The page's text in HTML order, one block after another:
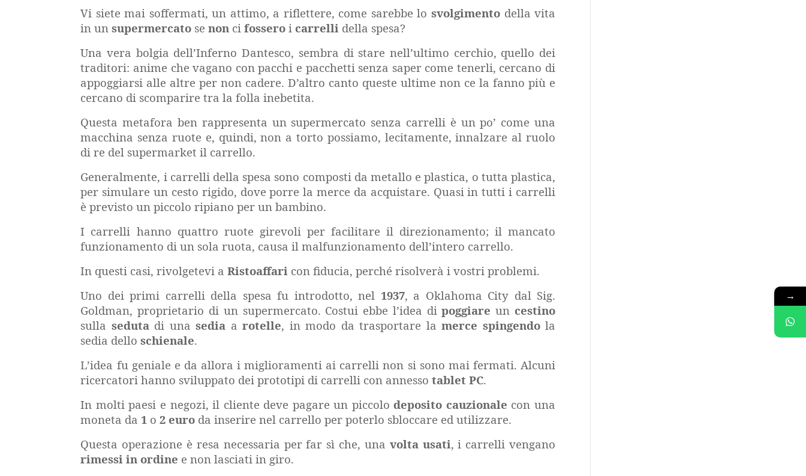
Vi siete mai soffermati, un attimo, a riflettere, come sarebbe lo svolgimento della vita
in unsupermercato senon cifossero i carrelli della spesa?
Una vera bolgia dell’Inferno Dantesco, sembra di stare nell’ultimo cerchio, quello dei
traditori: anime che vagano con pacchi e pacchetti senza saper come tenerli, cercano di
appoggiarsi alle altre per non cadere. D’altro canto queste ultime non ce la fanno più e
cercano di scomparire tra la folla inebetita.
Questa metafora ben rappresenta un supermercato senza carrelli è un po’ come una
macchina senza ruote e, quindi, non a torto possiamo, lecitamente, innalzare al ruolo
di re del supermarket il carrello.
Generalmente, i carrelli della spesa sono composti da metallo e plastica, o tutta plastica,
per simulare un cesto rigido, dove porre la merce da acquistare. Quasi in tutti i carrelli
è previsto un piccolo ripiano per un bambino.
I carrelli hanno quattro ruote girevoli per facilitare il direzionamento; il mancato
funzionamento di un sola ruota, causa il malfunzionamento dell’intero carrello.
In questi casi, rivolgetevi aRistoaffari con fiducia, perché risolverà i vostri problemi.
Uno dei primi carrelli della spesa fu introdotto, nel 1937, a Oklahoma City dal Sig.
Goldman, proprietario di un supermercato. Costui ebbe l’idea dipoggiare un cestino
sulla seduta di unasedia arotelle, in modo da trasportare lamerce spingendola
sedia delloschienale.
L’idea fu geniale e da allora i miglioramenti ai carrelli non si sono mai fermati. Alcuni
ricercatori hanno sviluppato dei prototipi di carrelli con annessotablet PC.
In molti paesi e negozi, il cliente deve pagare un piccolo deposito cauzionale con una
moneta da 1 o2 euro da inserire nel carrello per poterlo sbloccare ed utilizzare.
Questa operazione è resa necessaria per far sì che, una volta usati, i carrelli vengano
rimessi in ordine e non lasciati in giro.
→